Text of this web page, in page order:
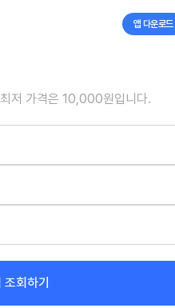
앱 다운로드
저 가격은 10,000원입니다.
회하기